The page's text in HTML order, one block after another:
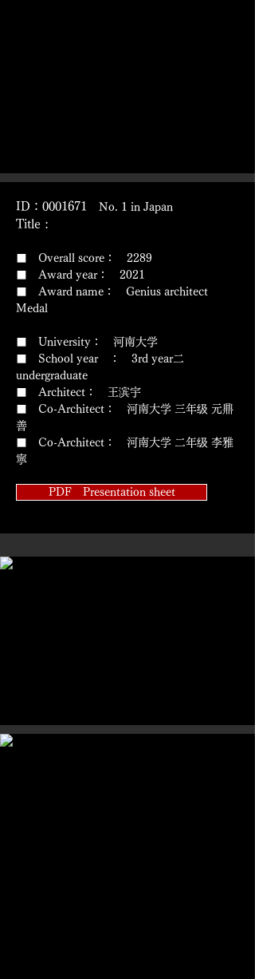
ID：0001671 No. 1 in Japan
Title :
■ Overall score： 2289
■ Award year： 2021
​■ Award name： Genius architect
Medal
■ University： 河南大学
■ School year ： 3rd year二
undergraduate
■ Architect： 王滨宇
■ Co-Architect： 河南大学 三年级 元鼎
善
■ Co-Architect： 河南大学 二年级 李雅
寧
PDF Presentation sheet